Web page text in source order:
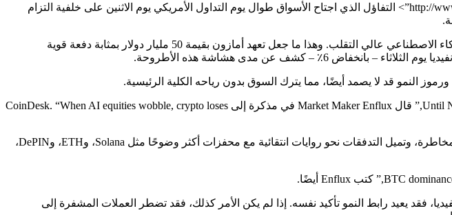
ال”http://www.coindesk.com/markets/2025/11/24/bitcoin-miners-surge-as-amazon-pours-usd50b-into-ai-infrastructure”> التفاؤل الذي اجتاح الأسواق طوال يوم التداول الأمريكي يوم الاثنين على خلفية التزام
بالنسبة لمعظم عام 2025، كان سلوك العملات المشفرة أقل شبهاً بالتحوط من التضخم وأكثر مثل وكيل الذكاء الاصطناعي عالي التقلب. وهذا ما جعل تعهد أمازون بقيمة 50 مليار دولار بمثابة دفعة قوية
– كشف عن مدى هشاشة هذه الأطروحة.
النمو قد لا يصمد أيضًا، مما يترك السوق بدون رياحه الكلية الرئيسية.
“Until NVDA stabilizes, BTC upside will remain capped by risk-budget constraints, even if onchain data improves,” قال Market Maker Enflux في مذكرة إلى CoinDesk. “When AI equities wobble, crypto loses
تحديد المواقع يتفاعل وفقا لذلك. فشلت Bitcoin في جذب عرض الهيمنة على الرغم من نبرة العزوف عن المخاطرة، وتميل التدفقات نحو روايات انتقائية مع محفزات أكثر وضوحًا مثل Solana، وETH، وDePIN،
فقد يعيد رابط النمو تأكيد نفسه. إذا لم يكن الأمر كذلك، فقد تضطر العملات المشفرة إلى